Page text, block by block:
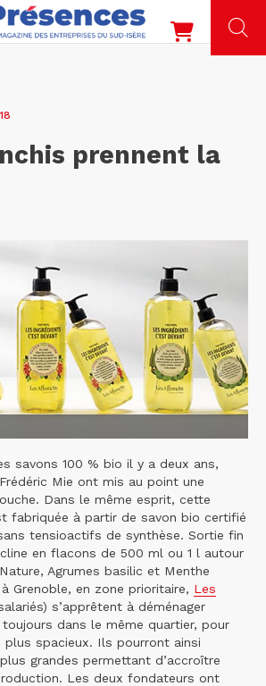
prennent la
savons 100 % bio il y a deux ans,
Mie ont mis au point une
Dans le même esprit, cette
fabriquée à partir de savon bio certifié
tensioactifs de synthèse. Sortie fin
en flacons de 500 ml ou 1 l autour
Agrumes basilic et Menthe
Grenoble, en zone prioritaire, Les
s’apprêtent à déménager
dans le même quartier, pour
plus spacieux. Ils pourront ainsi
grandes permettant d’accroître
Les deux fondateurs ont